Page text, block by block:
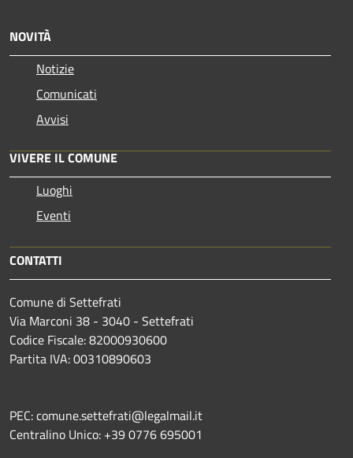
NOVITÀ
Notizie
Comunicati
Avvisi
VIVERE IL COMUNE
Luoghi
Eventi
CONTATTI
Comune di Settefrati
Via Marconi 38 - 3040 - Settefrati
Codice Fiscale: 82000930600
Partita IVA: 00310890603
PEC: comune.settefrati@legalmail.it
Centralino Unico: +39 0776 695001